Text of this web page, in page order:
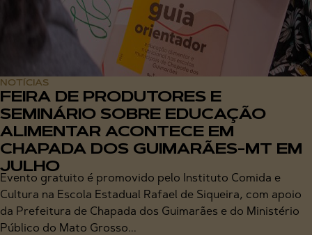
NOTÍCIAS
FEIRA DE PRODUTORES E
SEMINÁRIO SOBRE EDUCAÇÃO
ALIMENTAR ACONTECE EM
CHAPADA DOS GUIMARÃES-MT EM
JULHO
Evento gratuito é promovido pelo Instituto Comida e
Cultura na Escola Estadual Rafael de Siqueira, com apoio
da Prefeitura de Chapada dos Guimarães e do Ministério
Público do Mato Grosso...